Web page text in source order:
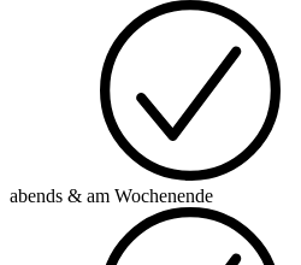
abends & am Wochenende